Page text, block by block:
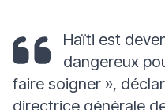
Haïti est
dangereux
faire soigner »,
directrice générale